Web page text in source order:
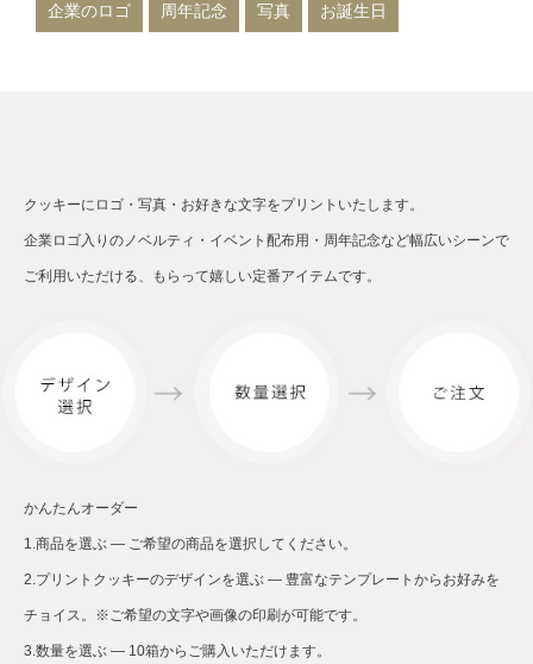
企業のロゴ 周年記念 写真 お誕生日
クッキーにロゴ・写真・お好きな文字をプリントいたします。
企業ロゴ入りのノベルティ・イベント配布用・周年記念など幅広いシーンで
ご利用いただける、もらって嬉しい定番アイテムです。
かんたんオーダー
1.商品を選ぶ — ご希望の商品を選択してください。
2.プリントクッキーのデザインを選ぶ — 豊富なテンプレートからお好みを
チョイス。※ご希望の文字や画像の印刷が可能です。
3.数量を選ぶ — 10箱からご購入いただけます。